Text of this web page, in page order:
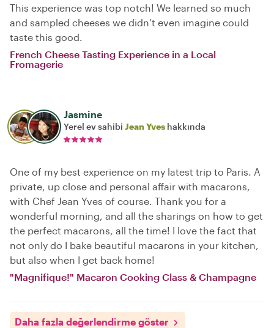
This experience was top notch! We learned so much
and sampled cheeses we didn’t even imagine could
taste this good.
French Cheese Tasting Experience in a Local
Fromagerie
Jasmine
Yerel ev sahibi Jean Yves hakkında
One of my best experience on my latest trip to Paris. A
private, up close and personal affair with macarons,
with Chef Jean Yves of course. Thank you for a
wonderful morning, and all the sharings on how to get
the perfect macarons, all the time! I love the fact that
not only do I bake beautiful macarons in your kitchen,
but also when I get back home!
"Magnifique!" Macaron Cooking Class & Champagne
Daha fazla değerlendirme göster